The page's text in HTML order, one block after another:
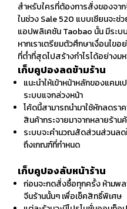
สำหรับใครที่ต้องการสั่งของจา
ในช่วง Sale 520 แบบเซียนจะช่ว
แอปพลิเคชัน Taobao นั้น มีระ
หากเราเตรียมตัวศึกษาเงื่อนไข
ที่ต่ำที่สุดไปสร้างกำไรได้อย่างม
เก็บคูปองลดข้ามร้าน
แนะนำให้เข้าหน้าหลักของแค
ระบบแจกล่วงหน้า
โค้ดนี้สามารถนำมาใช้หักลดรา
สินค้ากระจายมาจากหลายร้าน
ระบบจะคำนวณสัดส่วนส่วนลด
ถึงเกณฑ์ที่กำหนด
เก็บคูปองลับหน้าร้าน
ก่อนจะกดสั่งซื้อทุกครั้ง ห้ามพล
จีนร้านนั้นๆ เพื่อเช็คสิทธิ์พิเศษ